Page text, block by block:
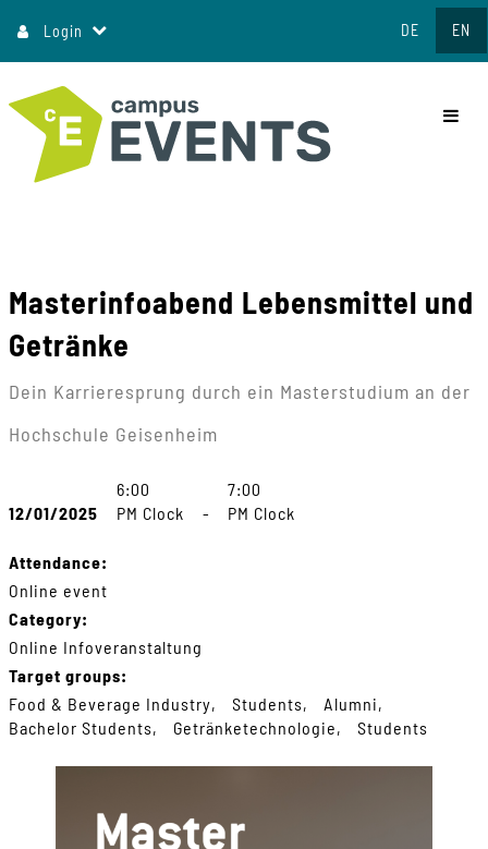
content
Login DE EN
Masterinfoabend Lebensmittel und
Getränke
Dein Karrieresprung durch ein Masterstudium an der
Hochschule Geisenheim
12/01/2025
6:00
PM Clock
-
7:00
PM Clock
Attendance:
Online event
Category:
Online Infoveranstaltung
Target groups:
Food & Beverage Industry
Students
Alumni
Bachelor Students
Getränketechnologie Students